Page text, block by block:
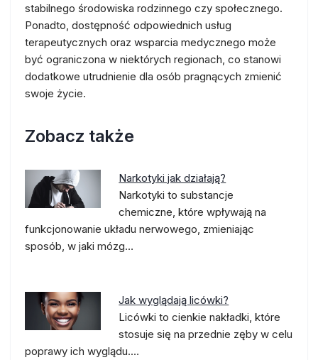
stabilnego środowiska rodzinnego czy społecznego.
Ponadto, dostępność odpowiednich usług
terapeutycznych oraz wsparcia medycznego może
być ograniczona w niektórych regionach, co stanowi
dodatkowe utrudnienie dla osób pragnących zmienić
swoje życie.
Zobacz także
Narkotyki jak działają?
Narkotyki to substancje
chemiczne, które wpływają na
funkcjonowanie układu nerwowego, zmieniając
sposób, w jaki mózg…
Jak wyglądają licówki?
Licówki to cienkie nakładki, które
stosuje się na przednie zęby w celu
poprawy ich wyglądu.…